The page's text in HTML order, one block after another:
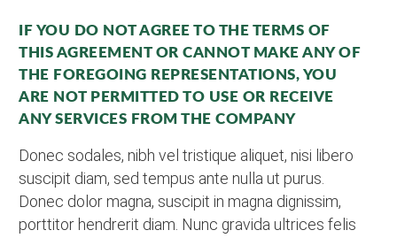
IF YOU DO NOT AGREE TO THE TERMS OF
THIS AGREEMENT OR CANNOT MAKE ANY OF
THE FOREGOING REPRESENTATIONS, YOU
ARE NOT PERMITTED TO USE OR RECEIVE
ANY SERVICES FROM THE COMPANY
Donec sodales, nibh vel tristique aliquet, nisi libero
suscipit diam, sed tempus ante nulla ut purus.
Donec dolor magna, suscipit in magna dignissim,
porttitor hendrerit diam. Nunc gravida ultrices felis